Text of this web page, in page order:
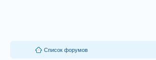
Список форумов